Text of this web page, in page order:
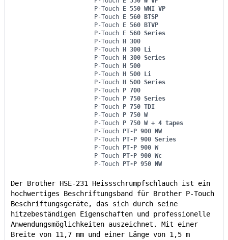
P-Touch E 550 WNI VP
P-Touch E 560 BTSP
P-Touch E 560 BTVP
P-Touch E 560 Series
P-Touch H 300
P-Touch H 300 Li
P-Touch H 300 Series
P-Touch H 500
P-Touch H 500 Li
P-Touch H 500 Series
P-Touch P 700
P-Touch P 750 Series
P-Touch P 750 TDI
P-Touch P 750 W
P-Touch P 750 W + 4 tapes
P-Touch PT-P 900 NW
P-Touch PT-P 900 Series
P-Touch PT-P 900 W
P-Touch PT-P 900 Wc
P-Touch PT-P 950 NW
Der Brother HSE-231 Heissschrumpfschlauch ist ein
hochwertiges Beschriftungsband für Brother P-Touch
Beschriftungsgeräte, das sich durch seine
hitzebeständigen Eigenschaften und professionelle
Anwendungsmöglichkeiten auszeichnet. Mit einer
Breite von 11,7 mm und einer Länge von 1,5 m